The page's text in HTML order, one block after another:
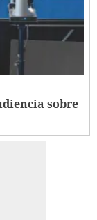
sobre